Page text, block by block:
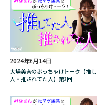
発火石
白亜御前
百瀬天
百蔵山
石山蓮華
磁佑
神奈川県
私もうダメかもし
稲元未来
空気
2024年6月14日
大場美奈のぶっちゃけトーク【推
人・推されてた人】第3回